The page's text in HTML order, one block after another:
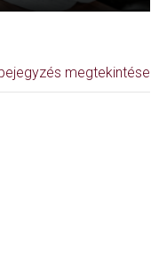
megtekintése